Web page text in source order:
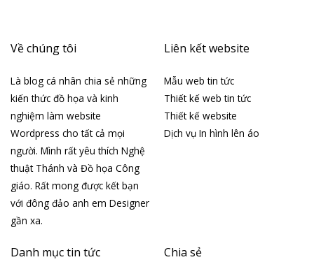
Về chúng tôi
Là blog cá nhân chia sẻ những
kiến thức đồ họa và kinh
nghiệm làm website
Wordpress cho tất cả mọi
người. Mình rất yêu thích Nghệ
thuật Thánh và Đồ họa Công
giáo. Rất mong được kết bạn
với đông đảo anh em Designer
gần xa.
Liên kết website
Mẫu web tin tức
Thiết kế web tin tức
Thiết kế website
Dịch vụ In hình lên áo
Danh mục tin tức Chia sẻ